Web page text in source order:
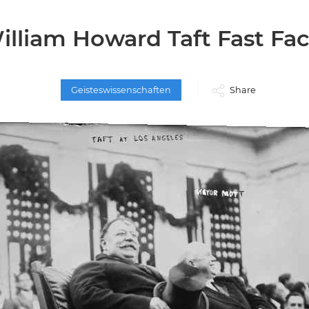
Howard Taft Fast
Geisteswissenschaften Share